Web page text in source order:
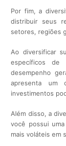
Por fim, a
distribuir seus
setores, regiões
Ao diversificar
específicos
desempenho
apresenta um
investimentos
Além disso, a
você possui
mais voláteis em